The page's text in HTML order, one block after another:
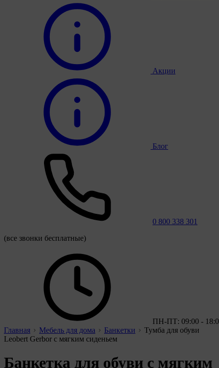
Акции
Блог
0 800 338 301
(все звонки бесплатные)
ПН-ПТ: 09:00 -
Главная
Мебель для дома Банкетки
Тумба для обуви
Leobert Gerbor с мягким сиденьем
Банкетка для обуви с мягким